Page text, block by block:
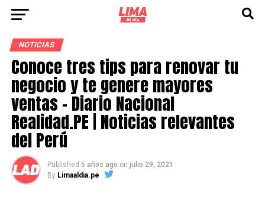
NOTICIAS
Conoce tres tips para renovar tu
negocio y te genere mayores
ventas – Diario Nacional
Realidad.PE | Noticias relevantes
del Perú
Published 5 años ago on julio 29, 2021
By Limaaldia.pe